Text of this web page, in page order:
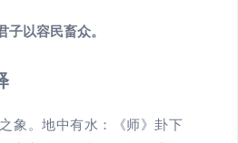
以容民畜众。
象。地中有水：《师》卦下